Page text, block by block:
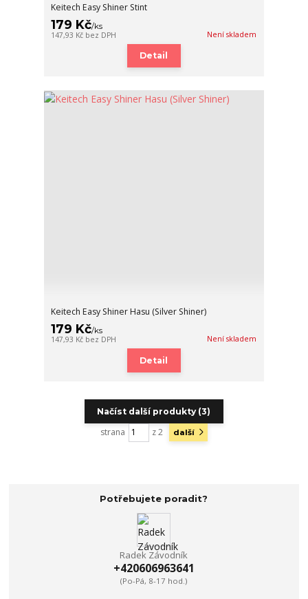
Keitech Easy Shiner Stint
179 Kč/ks
147,93 Kč bez DPH Není skladem
Detail
Keitech Easy Shiner Hasu (Silver Shiner)
179 Kč/ks
147,93 Kč bez DPH Není skladem
Detail
Načíst další produkty (3)
strana z 2 další
Potřebujete poradit?
Radek Závodník
+420606963641
(Po-Pá, 8-17 hod.)